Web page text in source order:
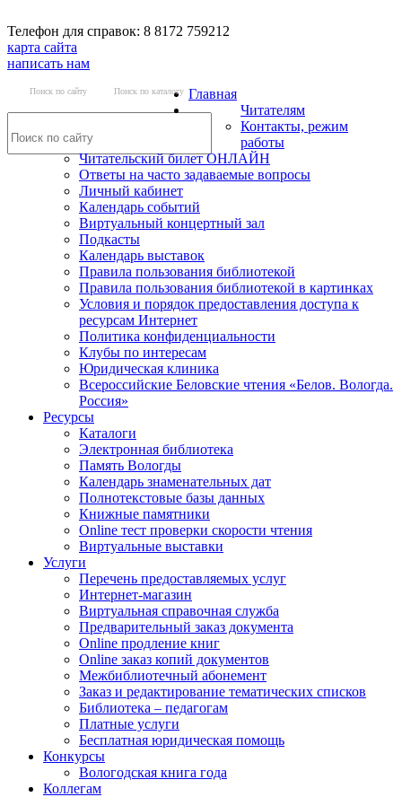
Телефон для справок: 8 8172 759212
карта сайта
написать нам
Поиск по сайту Поиск по каталогу Главная
Читателям
Контакты, режим
работы
Читательский билет ОНЛАЙН
Ответы на часто задаваемые вопросы
Личный кабинет
Календарь событий
Виртуальный концертный зал
Подкасты
Календарь выставок
Правила пользования библиотекой
Правила пользования библиотекой в картинках
Условия и порядок предоставления доступа к
ресурсам Интернет
Политика конфиденциальности
Клубы по интересам
Юридическая клиника
Всероссийские Беловские чтения «Белов. Вологда.
Россия»
Ресурсы
Каталоги
Электронная библиотека
Память Вологды
Календарь знаменательных дат
Полнотекстовые базы данных
Книжные памятники
Online тест проверки скорости чтения
Виртуальные выставки
Услуги
Перечень предоставляемых услуг
Интернет-магазин
Виртуальная справочная служба
Предварительный заказ документа
Online продление книг
Online заказ копий документов
Межбиблиотечный абонемент
Заказ и редактирование тематических списков
Библиотека – педагогам
Платные услуги
Бесплатная юридическая помощь
Конкурсы
Вологодская книга года
Коллегам